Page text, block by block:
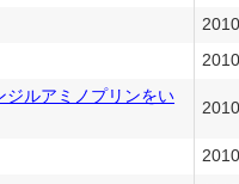
ジルアミノプリンをい